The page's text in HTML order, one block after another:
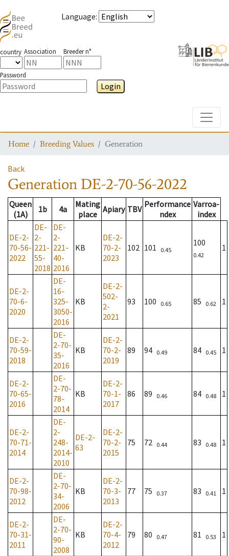
Language:
country Association Breeder n°
Password
Login
Home Breeding Values Generation
Back
Generation DE-2-70-56-2022
Queen
(1A)
1b 4a
Mating
place Apiary TBV Performance
ndex
Varroa-
index
DE-2-
70-56-
2022
DE-
2-
221-
55-
2018
DE-
2-
221-
40-
2016
KB
DE-2-
70-2-
2023
102 101 0.45
100
0.42
1
DE-2-
70-6-
2020
DE-
16-
325-
3050-
2016
KB
DE-2-
502-
2-
2021
93 100 0.65 85 0.62 1
DE-2-
70-59-
2018
DE-
2-70-
35-
2016
KB
DE-2-
70-2-
2019
89 94 0.49 84 0.45 1
DE-2-
70-65-
2016
DE-
2-70-
78-
2014
KB
DE-2-
70-1-
2017
86 89 0.46 84 0.48 1
DE-2-
70-71-
2014
DE-
2-
248-
2014-
2010
DE-2-
63
DE-2-
70-2-
2015
75 72 0.44 83 0.48 1
DE-2-
70-98-
2012
DE-
2-70-
34-
2006
KB
DE-2-
70-3-
2013
77 75 0.37 83 0.41 1
DE-2-
70-31-
2011
DE-
2-70-
90-
2008
KB
DE-2-
70-4-
2012
79 80 0.47 81 0.53 1